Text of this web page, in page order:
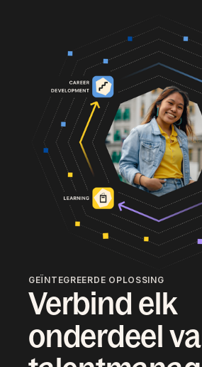
GEÏNTEGREERDE OPLOSSING
Verbind elk
onderdeel